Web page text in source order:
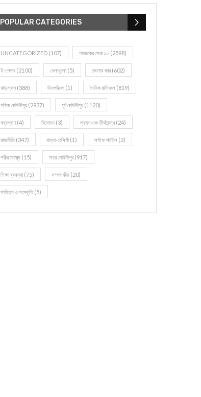
POPULAR CATEGORIES
UNCATEGORIZED (107) আজকের সেরা ১০ (2598)
ই-পেপার (2100) খেলাধূলো (5) জেলার খবর (602)
ঝাড়গ্রাম (388) দিনপঞ্জিকা (1) দৈনিক রাশিফল (819)
পশ্চিম মেদিনীপুর (2937) পূর্ব মেদিনীপুর (1120)
বন্যপ্রাণ (4) বিনোদন (3) ভ্রমণ এবং তীর্থকেন্দ্র (24)
রাজনীতি(347) রান্না-রেসিপী (1) লাইফ স্টাইল (2)
শরীর স্বাস্থ্য (15) শহর মেদিনীপুর (917)
শিক্ষা ব্যবস্থা (75) সম্পাদকীয় (20)
সাহিত্য ও সংস্কৃতি(5)